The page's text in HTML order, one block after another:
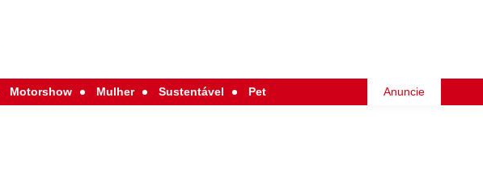
Motorshow Mulher Sustentável Pet Anuncie